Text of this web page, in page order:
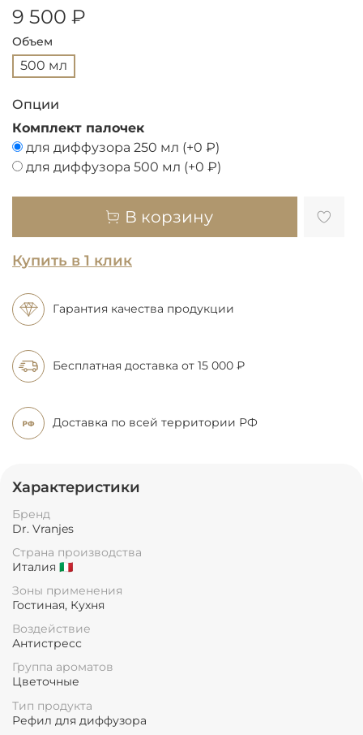
9 500 ₽
Объем
500 мл
Опции
Комплект палочек
для диффузора 250 мл (+0 ₽)
для диффузора 500 мл (+0 ₽)
В корзину
Купить в 1 клик
Гарантия качества продукции
Бесплатная доставка от 15 000 ₽
Доставка по всей территории РФ
Характеристики
Бренд
Dr. Vranjes
Страна производства
Италия 🇮🇹
Зоны применения
Гостиная, Кухня
Воздействие
Антистресс
Группа ароматов
Цветочные
Тип продукта
Рефил для диффузора